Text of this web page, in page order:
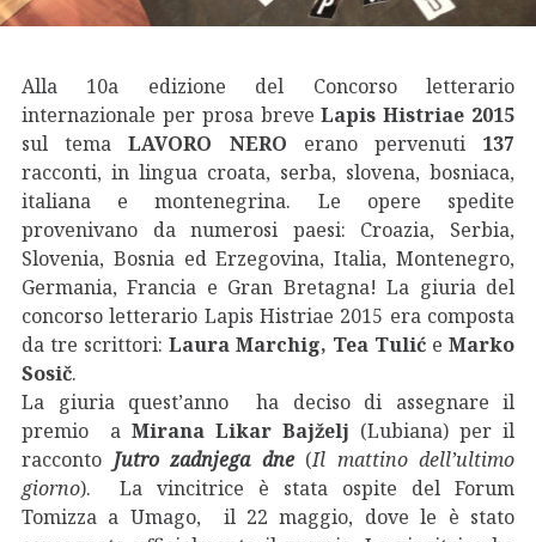
Alla 10a edizione del Concorso letterario
internazionale per prosa breve Lapis Histriae 2015
sul temaLAVORO NERO erano pervenuti 137
racconti, in lingua croata, serba, slovena, bosniaca,
italiana e montenegrina. Le opere spedite
provenivano da numerosi paesi: Croazia, Serbia,
Slovenia, Bosnia ed Erzegovina, Italia, Montenegro,
Germania, Francia e Gran Bretagna! La giuria del
concorso letterario Lapis Histriae 2015 era composta
da tre scrittori: Laura Marchig, Tea Tulić e Marko
Sosič.
La giuria quest’anno ha deciso di assegnare il
premio a Mirana Likar Bajželj (Lubiana) per il
racconto Jutro zadnjega dne(Il mattino dell’ultimo
giorno). La vincitrice è stata ospite del Forum
Tomizza a Umago, il 22 maggio, dove le è stato